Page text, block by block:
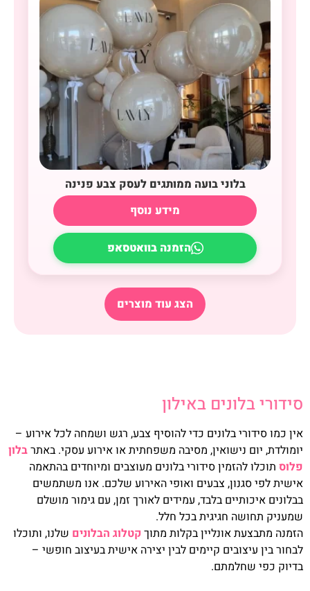
בלוני בועה ממותגים לעסק צבע פנינה
מידע נוסף
הזמנה בוואטסאפ
הצג עוד מוצרים
סידורי בלונים באילון
אין כמו סידורי בלונים כדי להוסיף צבע, רגש ושמחה לכל אירוע –
יומולדת, יום נישואין, מסיבה משפחתית או אירוע עסקי. באתרבלון
פלוס תוכלו להזמין סידורי בלונים מעוצבים ומיוחדים בהתאמה
אישית לפי סגנון, צבעים ואופי האירוע שלכם. אנו משתמשים
בבלונים איכותיים בלבד, עמידים לאורך זמן, עם גימור מושלם
שמעניק תחושה חגיגית בכל חלל.
הזמנה מתבצעת אונליין בקלות מתוך קטלוג הבלונים שלנו, ותוכלו
לבחור בין עיצובים קיימים לבין יצירה אישית בעיצוב חופשי –
בדיוק כפי שחלמתם.